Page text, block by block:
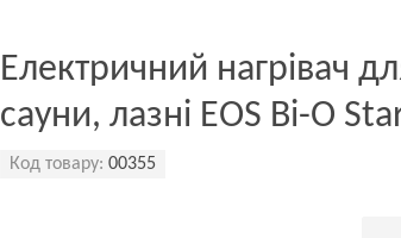
Електричний нагрівач
сауни, лазні EOS Bi-O
Код товару: 00355